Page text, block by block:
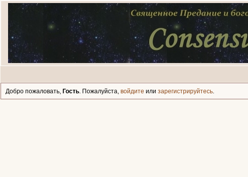
Добро пожаловать, Гость . Пожалуйста, войдите или зарегистрируйтесь